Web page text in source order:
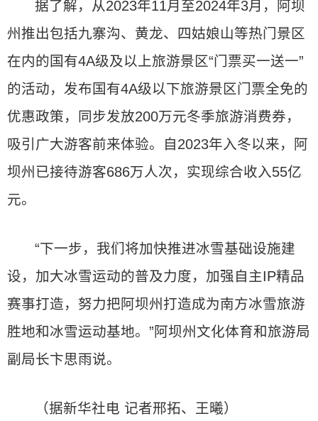
据了解，从2023年11月至2024年3月，阿坝
州推出包括九寨沟、黄龙、四姑娘山等热门景区
在内的国有4A级及以上旅游景区“门票买一送一”
的活动，发布国有4A级以下旅游景区门票全免的
优惠政策，同步发放200万元冬季旅游消费券，
吸引广大游客前来体验。自2023年入冬以来，阿
坝州已接待游客686万人次，实现综合收入55亿
元。
“下一步，我们将加快推进冰雪基础设施建
设，加大冰雪运动的普及力度，加强自主IP精品
赛事打造，努力把阿坝州打造成为南方冰雪旅游
胜地和冰雪运动基地。”阿坝州文化体育和旅游局
副局长卞思雨说。
（据新华社电 记者邢拓、王曦）